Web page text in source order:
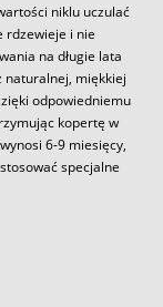
niklu uczulać
rdzewieje i nie
na długie lata
naturalnej, miękkiej
odpowiedniemu
kopertę w
6-9 miesięcy,
specjalne